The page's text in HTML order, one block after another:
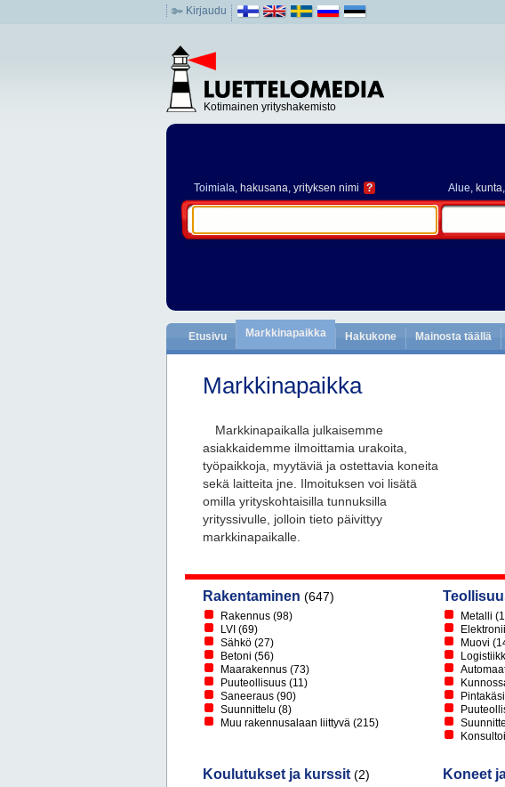
Kirjaudu
Kotimainen yrityshakemisto
Toimiala, hakusana, yrityksen nimi ? Alue,
Etusivu Markkinapaikka Hakukone Mainosta täällä
Markkinapaikka
Markkinapaikalla julkaisemme
asiakkaidemme ilmoittamia urakoita,
työpaikkoja, myytäviä ja ostettavia koneita
sekä laitteita jne. Ilmoituksen voi lisätä
omilla yrityskohtaisilla tunnuksilla
yrityssivulle, jolloin tieto päivittyy
markkinapaikalle.
Rakentaminen (647)
Rakennus (98)
LVI (69)
Sähkö (27)
Betoni (56)
Maarakennus (73)
Puuteollisuus (11)
Saneeraus (90)
Suunnittelu (8)
Muu rakennusalaan liittyvä (215)
Metalli
Muovi
Koulutukset ja kurssit (2) Koneet